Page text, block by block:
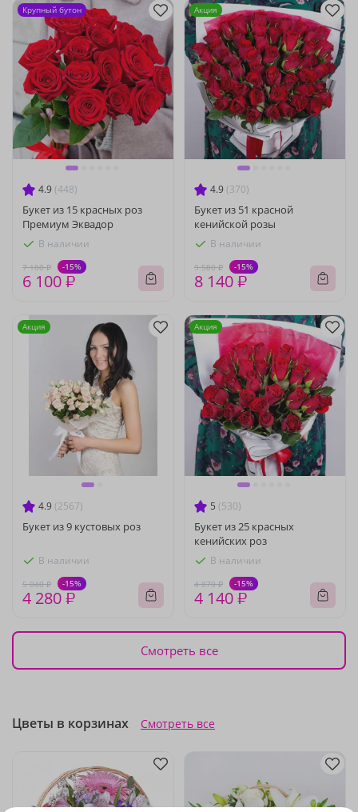
4.9 (448)
Букет из 15 красных роз
Премиум Эквадор
В наличии
7 180 ₽ -15%
6 100 ₽
Крупный бутон
4.9 (370)
Букет из 51 красной
кенийской розы
В наличии
9 580 ₽ -15%
8 140 ₽
Акция
4.9 (2567)
Букет из 9 кустовых роз
В наличии
5 040 ₽ -15%
4 280 ₽
Акция
5 (530)
Букет из 25 красных
кенийских роз
В наличии
4 870 ₽ -15%
4 140 ₽
Акция
Смотреть все
Цветы в корзинах Смотреть все